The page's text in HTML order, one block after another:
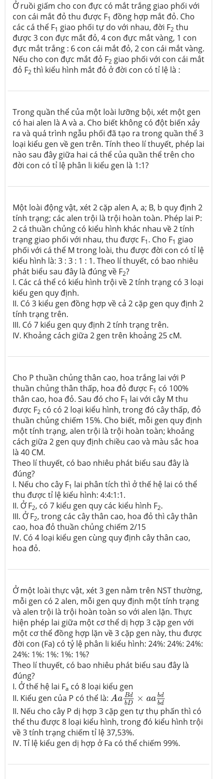
Ở ruồi giấm cho con đực có mắt trắng giao phối với
con cái mắt đỏ thu được F1 đồng hợp mắt đỏ. Cho
các cá thể F1 giao phối tự do với nhau, đời F2 thu
được 3 con đực mắt đỏ, 4 con đực mắt vàng, 1 con
đực mắt trắng : 6 con cái mắt đỏ, 2 con cái mắt vàng.
Nếu cho con đực mắt đỏ F2 giao phối với con cái mắt
đỏ F2 thì kiểu hình mắt đỏ ở đời con có tỉ lệ là :
Trong quần thể của một loài lưỡng bội, xét một gen
có hai alen là A và a. Cho biết không có đột biến xảy
ra và quá trình ngẫu phối đã tạo ra trong quần thể 3
loại kiểu gen về gen trên. Tính theo lí thuyết, phép lai
nào sau đây giữa hai cá thể của quần thể trên cho
đời con có tỉ lệ phân li kiểu gen là 1:1?
Một loài động vật, xét 2 cặp alen A, a; B, b quy định 2
tính trạng; các alen trội là trội hoàn toàn. Phép lai P:
2 cá thuần chủng có kiểu hình khác nhau về 2 tính
trạng giao phối với nhau, thu được F1. Cho F1 giao
phối với cá thể M trong loài, thu được đời con có tỉ lệ
kiểu hình là: 3 : 3 : 1 : 1. Theo lí thuyết, có bao nhiêu
phát biểu sau đây là đúng về F2?
I. Các cá thể có kiểu hình trội về 2 tính trạng có 3 loại
kiểu gen quy định.
II. Có 3 kiểu gen đồng hợp về cả 2 cặp gen quy định 2
tính trạng trên.
III. Có 7 kiểu gen quy định 2 tính trạng trên.
IV. Khoảng cách giữa 2 gen trên khoảng 25 cM.
Cho P thuần chủng thân cao, hoa trắng lai với P
thuần chủng thân thấp, hoa đỏ được F1 có 100%
thân cao, hoa đỏ. Sau đó cho F1 lai với cây M thu
được F2 có có 2 loại kiểu hình, trong đó cây thấp, đỏ
thuần chủng chiếm 15%. Cho biết, mỗi gen quy định
một tính trạng, alen trội là trội hoàn toàn; khoảng
cách giữa 2 gen quy định chiều cao và màu sắc hoa
là 40 CM.
Theo lí thuyết, có bao nhiêu phát biểu sau đây là
đúng?
I. Nếu cho cây F1 lai phân tích thì ở thế hệ lai có thể
thu được tỉ lệ kiểu hình: 4:4:1:1.
II. Ở F2, có 7 kiểu gen quy các kiểu hình F2.
III. Ở F2, trong các cây thân cao, hoa đỏ thì cây thân
cao, hoa đỏ thuần chủng chiếm 2/15
IV. Có 4 loại kiểu gen cùng quy định cây thân cao,
hoa đỏ.
Ở một loài thực vật, xét 3 gen nằm trên NST thường,
mỗi gen có 2 alen, mỗi gen quy định một tính trạng
và alen trội là trội hoàn toàn so với alen lặn. Thực
hiện phép lai giữa một cơ thể dị hợp 3 cặp gen với
một cơ thể đồng hợp lặn về 3 cặp gen này, thu được
đời con (Fa) có tỷ lệ phân li kiểu hình: 24%: 24%: 24%:
24%: 1%: 1%: 1%: 1%?
Theo lí thuyết, có bao nhiêu phát biểu sau đây là
đúng?
I. Ở thế hệ lai Fa có 8 loại kiểu gen
II. Kiểu gen của P có thể là: Aa Bd
bD × aa bd
bd
AaBd ab
II. Nếu cho cây P dị hợp 3 cặp gen tự thụ phấn thì có
thể thu được 8 loại kiểu hình, trong đó kiểu hình trội
về 3 tính trạng chiếm tỉ lệ 37,53%.
IV. Tỉ lệ kiểu gen dị hợp ở Fa có thể chiếm 99%.